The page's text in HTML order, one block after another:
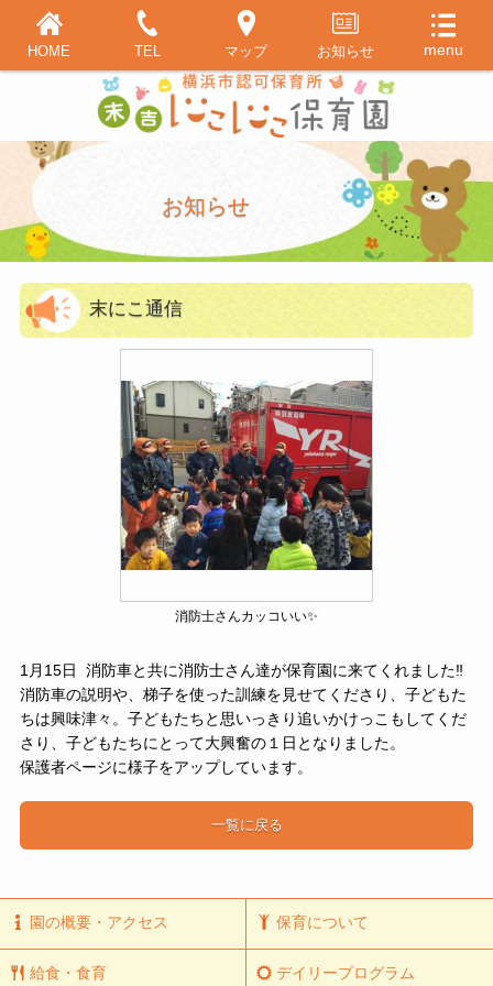
HOME TEL マップ お知らせ
お知らせ
末にこ通信
消防士さんカッコいい✨
1月15日 消防車と共に消防士さん達が保育園に来てくれました‼️
消防車の説明や、梯子を使った訓練を見せてくださり、子どもた
ちは興味津々。子どもたちと思いっきり追いかけっこもしてくだ
さり、子どもたちにとって大興奮の１日となりました。
保護者ページに様子をアップしています。
一覧に戻る
園の概要・アクセス 保育について
給食・食育 デイリープログラム